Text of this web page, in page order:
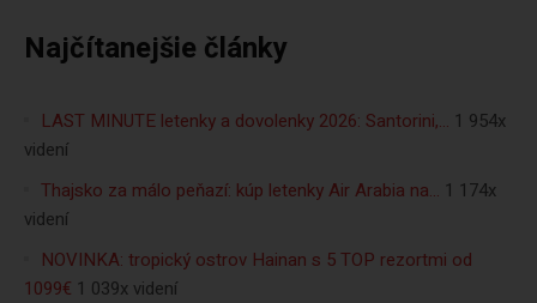
Najčítanejšie články
LAST MINUTE letenky a dovolenky 2026: Santorini,… 1 954x
videní
Thajsko za málo peňazí: kúp letenky Air Arabia na… 1 174x
videní
NOVINKA: tropický ostrov Hainan s 5 TOP rezortmi od
1099€ 1 039x videní